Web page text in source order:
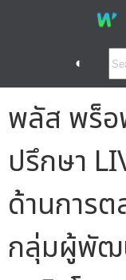
◐
พลัส พร็อ
ปรึกษา
ด้านการต
กลุ่มผู้พัฒ